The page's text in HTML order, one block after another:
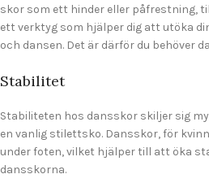
skor som ett hinder eller påfrestning,
ett verktyg som hjälper dig att utöka
och dansen. Det är därför du behöver
Stabilitet
Stabiliteten hos dansskor skiljer sig
en vanlig stilettsko. Dansskor, för
under foten, vilket hjälper till att öka
dansskorna.